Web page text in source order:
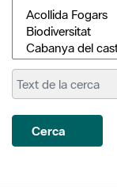
Cerca